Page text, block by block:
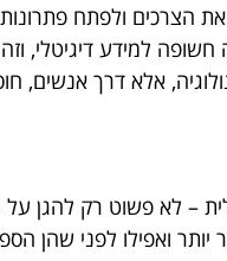
את הצרכים ולפתח
למידע דיגיטלי,
אלא דרך אנשים,
– לא פשוט רק להגן
ואפילו לפני שהן